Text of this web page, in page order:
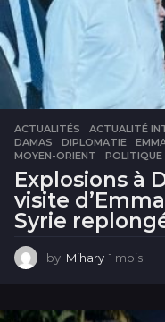
ACTUALITÉS ACTUALITÉ
DAMAS
,DIPLOMATIE ,
MOYEN-ORIENT
,POLITIQUE
Explosions à
visite
Syrie
by Mihary 1 mois